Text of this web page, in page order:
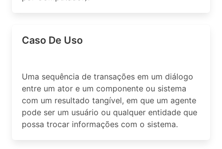
Caso De Uso
Uma sequência de transações em um diálogo
entre um ator e um componente ou sistema
com um resultado tangível, em que um agente
pode ser um usuário ou qualquer entidade que
possa trocar informações com o sistema.